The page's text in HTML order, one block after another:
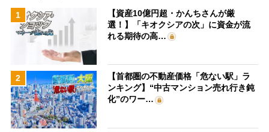
1
【資産10億円超・かんちさんが厳
選！】「キオクシアの次」に資金が流
れる期待の高…
2
【首都圏の不動産価格「危ない駅」ラ
ンキング】“中古マンション売れ行き鈍
化”のワー…